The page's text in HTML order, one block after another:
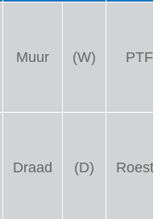
Muur (W) PTFE
Draad (D)